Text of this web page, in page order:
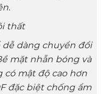
thất
dễ dàng chuyển đổi
mặt nhẵn bóng và
có mật độ cao hơn
đặc biệt chống ẩm